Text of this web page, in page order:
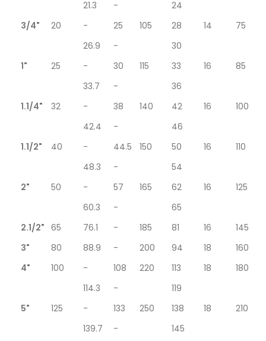
21.3
-
24
3/4"
20 - 25 105 28 14
75
26.9
-
30
1"
25 - 30 115 33 16
85
33.7
-
36
1.1/4"
32 - 38 140 42 16
100
42.4
-
46
1.1/2"
40 - 44.5 150 50 16
110
48.3
-
54
2"
50 - 57 165 62 16
125
60.3
-
65
2.1/2" 65 76.1 - 185 81 16
145
3"
80 88.9 - 200 94 18
160
4"
100 - 108 220 113 18
180
114.3
-
119
5"
125 - 133 250 138 18
210
139.7
-
145